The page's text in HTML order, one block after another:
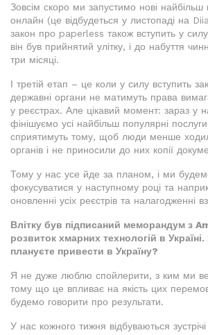
Зовсім скоро ми запустимо нові найбільш
онлайн (це відбудеться у листопаді на
закон про paperless також вступить у
він був прийнятий улітку, і до набуття
три місяці.
І третій етап – це коли у силу вступить
державні органи не матимуть права
у реєстрах. Але цікавий момент: зараз у
фінішуємо усі найбільш популярні послуги,
сприятимуть тому, щоб люди менше
органів і не приносили до них копії
Тому у нас усе йде за планом, і ми
фокусуватися у наступному році та
оновленні усіх реєстрів та налагодженні
Влітку був підписаний меморандум з
розвиток хмарних технологій в Україні.
плануєте привести в Україну?
Я не дуже люблю спойлерити, з ким ми
тому що це впливає на якість цих
будемо говорити про результати.
У нас кожного тижня відбуваються